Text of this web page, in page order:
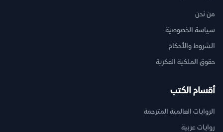
من نحن
سياسة الخصوصية
الشروط والأحكام
حقوق الملكية الفكرية
أقسام الكتب
الروايات العالمية المترجمة
روايات عربية